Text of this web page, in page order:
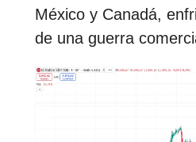
México y Canadá,
de una guerra